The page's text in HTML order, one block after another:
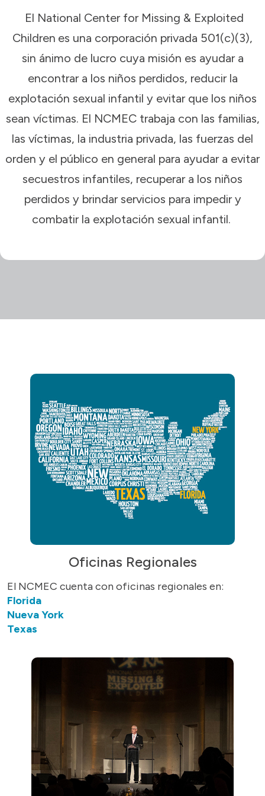
El National Center for Missing & Exploited
Children es una corporación privada 501(c)(3),
sin ánimo de lucro cuya misión es ayudar a
encontrar a los niños perdidos, reducir la
explotación sexual infantil y evitar que los niños
sean víctimas. El NCMEC trabaja con las familias,
las víctimas, la industria privada, las fuerzas del
orden y el público en general para ayudar a evitar
secuestros infantiles, recuperar a los niños
perdidos y brindar servicios para impedir y
combatir la explotación sexual infantil.
Oficinas Regionales
El NCMEC cuenta con oficinas regionales en:
Florida
Nueva York
Texas